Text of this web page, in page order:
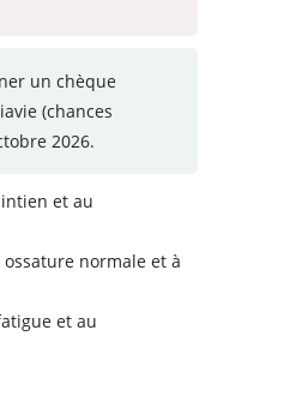
un chèque
(chances
2026.
et au
normale et à
et au